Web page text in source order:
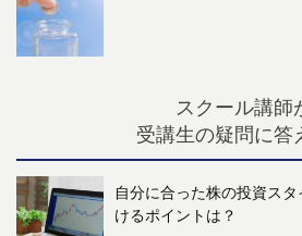
スクール講師
受講生の疑問に答
自分に合った株の投資ス
けるポイントは？